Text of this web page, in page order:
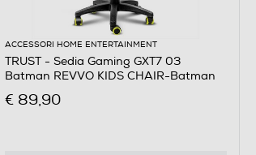
ACCESSORI HOME ENTERTAINMENT
TRUST - Sedia Gaming GXT7 03
Batman REVVO KIDS CHAIR-Batman
€ 89,90